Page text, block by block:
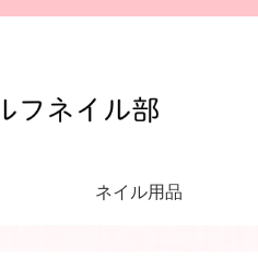
ネイル用品